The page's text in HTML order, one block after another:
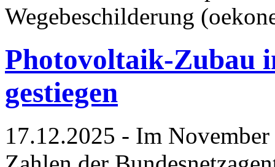
Wegebeschilderung
Photovoltaik-Zubau
gestiegen
17.12.2025 - Im